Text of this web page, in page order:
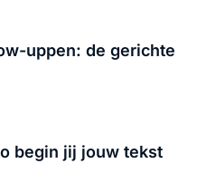
uppen: de gerichte
begin jij jouw tekst